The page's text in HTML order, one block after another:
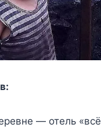
— отель «всё